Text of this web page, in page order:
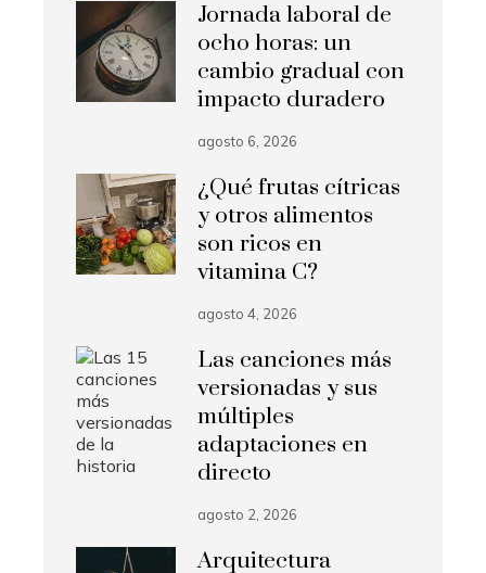
Jornada laboral de
ocho horas: un
cambio gradual con
impacto duradero
agosto 6, 2026
¿Qué frutas cítricas
y otros alimentos
son ricos en
vitamina C?
agosto 4, 2026
Las canciones más
versionadas y sus
múltiples
adaptaciones en
directo
agosto 2, 2026
Arquitectura